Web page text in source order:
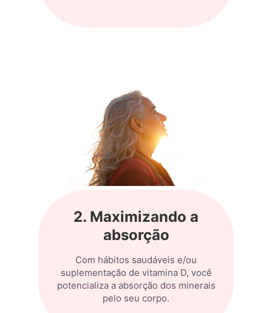
2. Maximizando a
absorção
Com hábitos saudáveis e/ou
suplementação de vitamina D, você
potencializa a absorção dos minerais
pelo seu corpo.